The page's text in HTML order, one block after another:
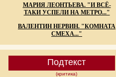
МАРИЯ ЛЕОНТЬЕВА. "И ВСЁ-
ТАКИ УСПЕЛИ НА МЕТРО..."
ВАЛЕНТИН НЕРВИН. "КОМНАТА
СМЕХА..."
Подтекст
(критика)